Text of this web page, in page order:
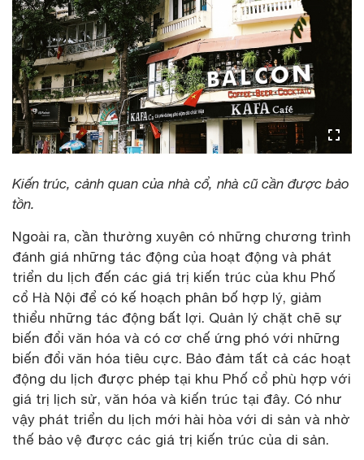
Kiến trúc, cảnh quan của nhà cổ, nhà cũ cần được bảo
tồn.
Ngoài ra, cần thường xuyên có những chương trình
đánh giá những tác động của hoạt động và phát
triển du lịch đến các giá trị kiến trúc của khu Phố
cổ Hà Nội để có kế hoạch phân bố hợp lý, giảm
thiểu những tác động bất lợi. Quản lý chặt chẽ sự
biến đổi văn hóa và có cơ chế ứng phó với những
biến đổi văn hóa tiêu cực. Bảo đảm tất cả các hoạt
động du lịch được phép tại khu Phố cổ phù hợp với
giá trị lịch sử, văn hóa và kiến trúc tại đây. Có như
vậy phát triển du lịch mới hài hòa với di sản và nhờ
thế bảo vệ được các giá trị kiến trúc của di sản.